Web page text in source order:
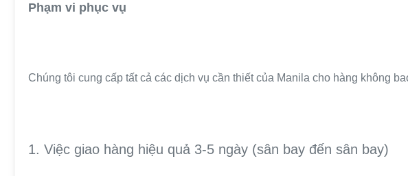
Phạm vi phục vụ
Chúng tôi cung cấp tất cả các dịch vụ cần thiết của Manila cho hàng không
1. Việc giao hàng hiệu quả 3-5 ngày (sân bay đến sân bay)